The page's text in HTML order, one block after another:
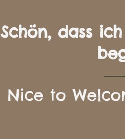
Schön, dass
Nice to